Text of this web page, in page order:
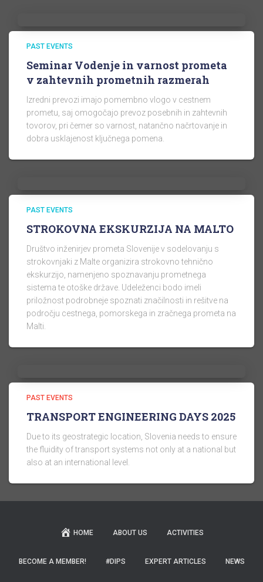
PAST EVENTS
Seminar Vodenje in varnost prometa
v zahtevnih prometnih razmerah
Izredni prevozi imajo pomembno vlogo v cestnem
prometu, saj omogočajo prevoz posebnih in zahtevnih
tovorov, pri čemer so varnost, natančno načrtovanje in
dobra usklajenost ključnega pomena.
PAST EVENTS
STROKOVNA EKSKURZIJA NA MALTO
Društvo inženirjev prometa Slovenije v sodelovanju s
strokovnjaki z Malte organizira strokovno tehnično
ekskurzijo, namenjeno spoznavanju prometnega
sistema te otoške države. Udeleženci bodo imeli
priložnost podrobneje spoznati značilnosti in rešitve na
področju cestnega, pomorskega in zračnega prometa na
Malti.
PAST EVENTS
TRANSPORT ENGINEERING DAYS 2025
Due to its geostrategic location, Slovenia needs to ensure
the fluidity of transport systems not only at a national but
also at an international level.
HOME ABOUT US ACTIVITIES
BECOME A MEMBER! #DIPS EXPERT ARTICLES NEWS